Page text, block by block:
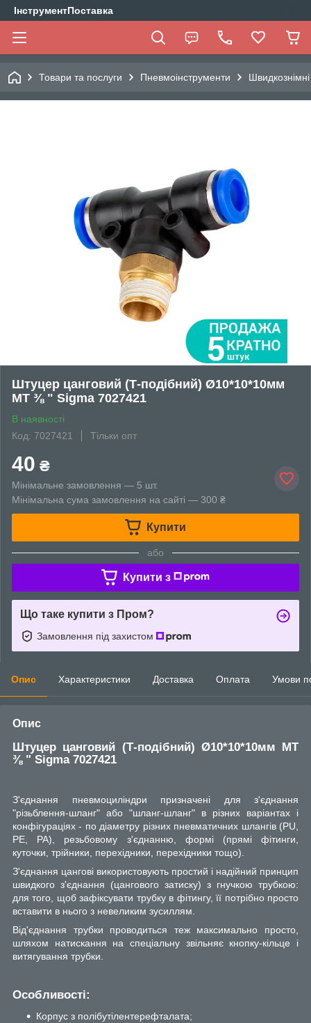
ІнструментПоставка
Товари та послуги Пневмоінструменти
Штуцер цанговий (Т-подібний) Ø10*10*10мм
МТ ⅜ " Sigma 7027421
В наявності
Код: 7027421
Тільки опт
40 ₴
Мінімальне замовлення — 5 шт.
Мінімальна сума замовлення на сайті — 300 ₴
Купити
або
Купити з
Що таке купити з Пром?
Замовлення під захистом
Опис Характеристики Доставка Оплата Умови
Опис
Штуцер цанговий (Т-подібний) Ø10*10*10мм МТ
⅜ " Sigma 7027421
З'єднання пневмоциліндри призначені для з'єднання
"різьблення-шланг" або "шланг-шланг" в різних варіантах і
конфігураціях - по діаметру різних пневматичних шлангів (PU,
PE, PA), резьбовому з'єднанню, формі (прямі фітинги,
куточки, трійники, перехідники, перехідники тощо).
З'єднання цангові використовують простий і надійний принцип
швидкого з'єднання (цангового затиску) з гнучкою трубкою:
для того, щоб зафіксувати трубку в фітингу, її потрібно просто
вставити в нього з невеликим зусиллям.
Від'єднання трубки проводиться теж максимально просто,
шляхом натискання на спеціальну звільняє кнопку-кільце і
витягування трубки.
Особливості:
Корпус з полібутілентерефталата;